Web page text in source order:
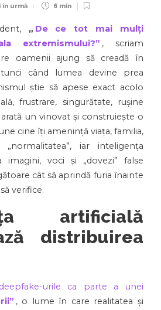
în urmă 6 min
„ De ce tot mai mulți
extremismului?” , scriam
oamenii ajung să creadă în
când lumea devine prea
știe să apese exact acolo
frustrare, singurătate, rușine
un vinovat și construiește o
cine îți amenință viața, familia,
iar inteligența
imagini, voci și „dovezi” false
cât să aprindă furia înainte
verifice.
artificială
distribuirea
deepfake-urile ca parte a unei
, o lume în care realitatea și